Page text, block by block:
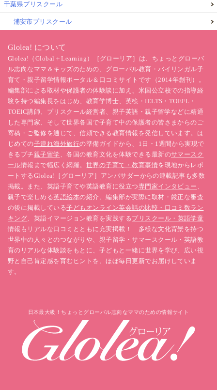
千葉県プリスクール
浦安市プリスクール
Glolea! について
Glolea!（Global＋Learning）［グローリア］は、ちょっとグローバ
ル志向なママ＆キッズのための、グローバル教育・バイリンガル子
育て・親子留学情報ポータル＆口コミサイトです（2014年創刊）。
編集部による取材や保護者の体験談に加え、米国公立校での指導経
験を持つ編集長をはじめ、教育学博士、英検・IELTS・TOEFL・
TOEIC講師、プリスクール経営者、親子英語・親子留学などに精通
した専門家、そして世界各国で子育て中の保護者の皆さまからのご
寄稿・ご監修を通じて、信頼できる教育情報を発信しています。は
じめての子連れ海外旅行の準備ガイドから、1日・1週間から実現で
きるプチ親子留学、各国の教育文化を体験できる最新のサマースク
ール情報まで幅広く網羅。 世界の子育て・教育事情を現地からレポ
ートするGlolea!［グローリア］アンバサダーからの連載記事も多数
掲載。また、英語子育てや英語教育に役立つ専門家インタビュー 、
親子で楽しめる英語絵本の紹介、編集部が実際に取材・厳正な審査
の後に掲載している子どもオンライン英会話の比較・口コミ数ラン
キング、英語イマージョン教育を実践するプリスクール・英語学童
情報もリアルな口コミとともに充実掲載！ 多様な文化背景を持つ
世界中の人々とのつながりや、親子留学・サマースクール・英語教
育のリアルな体験談をもとに、子どもと一緒に世界を学び、広い視
野と自己肯定感を育むヒントを、ほぼ毎日更新でお届けしていま
す。
日本最大級！ちょっとグローバル志向なママのための情報サイト